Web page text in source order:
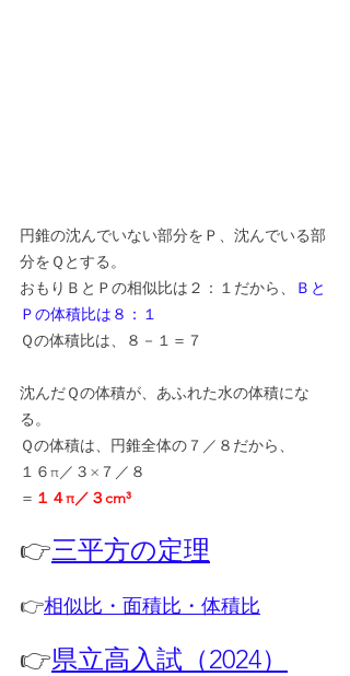
円錐の沈んでいない部分をＰ、沈んでいる部
分をＱとする。
おもりＢとＰの相似比は２：１だから、
Ｂと
Ｐの体積比は８：１
Ｑの体積比は、８－１＝７
沈んだＱの体積が、あふれた水の体積にな
る。
Ｑの体積は、円錐全体の７／８だから、
１６π／３×７／８
＝ １４π／３cm³
👉三平方の定理
👉相似比・面積比・体積比
👉県立高入試（2024）